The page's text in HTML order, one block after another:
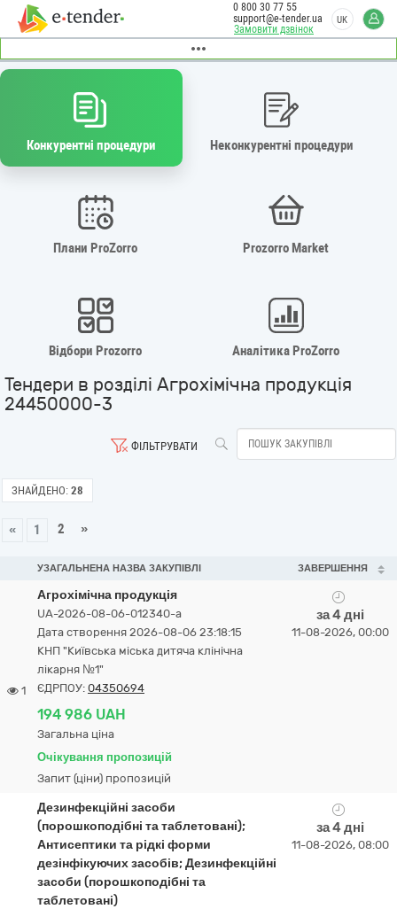
Замовити дзвінок
0 800 30 77 55
support@e-tender.ua
UK
Конкурентні процедури Неконкурентні процедури
Плани ProZorro Prozorro Market
Відбори Prozorro Аналітика ProZorro
Тендери в розділі Агрохімічна продукція
24450000-3
ФІЛЬТРУВАТИ
ЗНАЙДЕНО: 28
« 1 2 »
УЗАГАЛЬНЕНА НАЗВА ЗАКУПІВЛІ ЗАВЕРШЕННЯ
1
Агрохімічна продукція
UA-2026-08-06-012340-a
Дата створення 2026-08-06 23:18:15
КНП "Київська міська дитяча клінічна
лікарня №1"
ЄДРПОУ: 04350694
194 986 UAH
Загальна ціна
Очікування пропозицій
Запит (ціни) пропозицій
за 4 дні
11-08-2026, 00:00
Дезинфекційні засоби
(порошкоподібні та таблетовані);
Антисептики та рідкі форми
дезінфікуючих засобів; Дезинфекційні
засоби (порошкоподібні та
таблетовані)
за 4 дні
11-08-2026, 08:00